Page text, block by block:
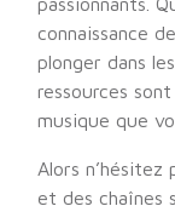
connaissance
plonger dans
ressources
musique que
Alors
et des chaînes